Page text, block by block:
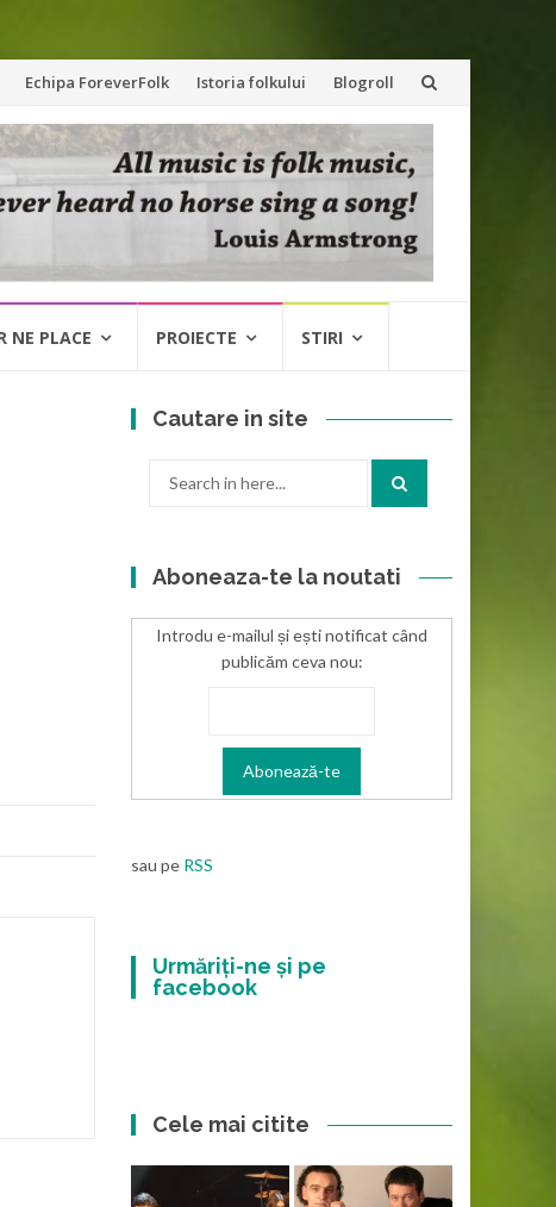
Echipa ForeverFolk Istoria folkului Blogroll
NE PLACE PROIECTE STIRI
Cautare in site
Aboneaza-te la noutati
Introdu e-mailul și ești notificat când
publicăm ceva nou:
sau pe RSS
Urmăriți-ne și pe
facebook
Cele mai citite